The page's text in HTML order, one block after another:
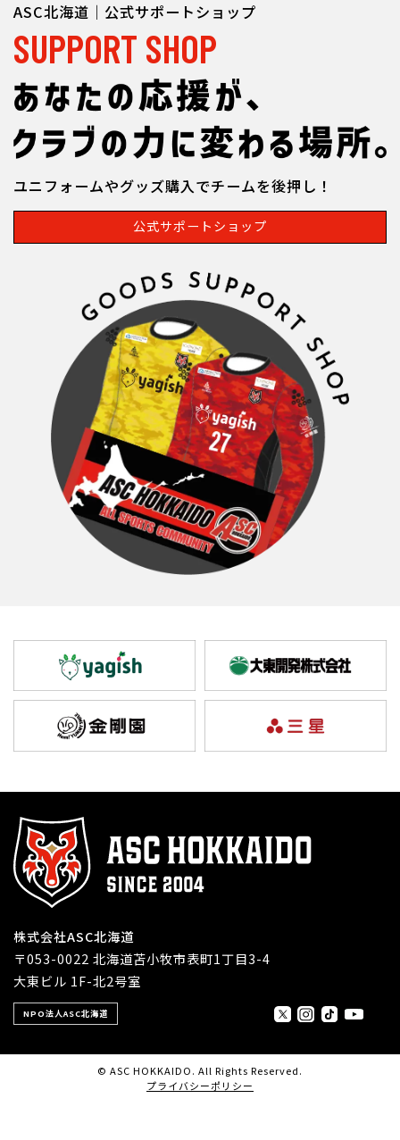
ASC北海道｜公式サポートショップ
SUPPORT SHOP
ユニフォームやグッズ購入でチームを後押し！
公式サポートショップ
株式会社ASC北海道
〒053-0022 北海道苫小牧市表町1丁目3-4
大東ビル 1F-北2号室
NPO法人ASC北海道
© ASC HOKKAIDO. All Rights Reserved.
プライバシーポリシー